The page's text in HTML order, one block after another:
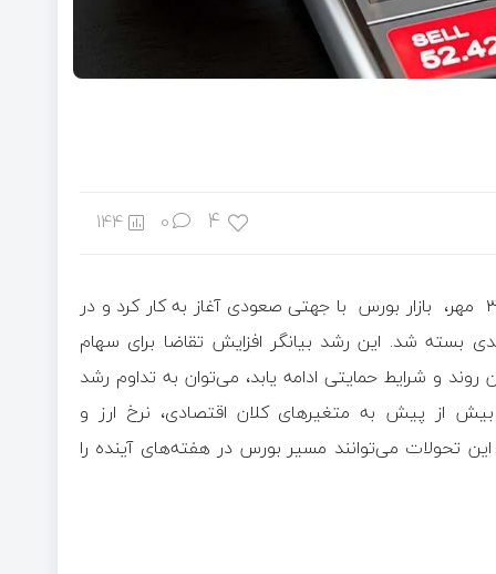
4
0
144
به گزارش اقتصاد آنلاین به نقل از گسترش نیوز، امروز چهارشنبه ۳۰ مهر، بازار بورس با جهتی صعودی آغاز به کار کرد و در
کل بورس با رشد بیش از ۲۷ هزار واحدی بسته شد. این رشد بیانگر افزایش تقاضا برای سهام
و شرایط حمایتی ادامه یابد، می‌توان به تداوم رشد
بیش از پیش به متغیرهای کلان اقتصادی، نرخ ارز و
تحولات می‌توانند مسیر بورس در هفته‌های آینده را